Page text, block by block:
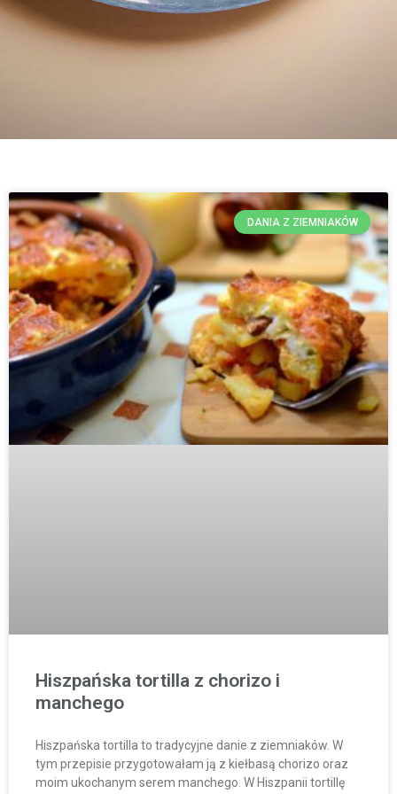
DANIA Z ZIEMNIAKÓW
Hiszpańska tortilla z chorizo i
manchego
Hiszpańska tortilla to tradycyjne danie z ziemniaków. W
tym przepisie przygotowałam ją z kiełbasą chorizo oraz
moim ukochanym serem manchego. W Hiszpanii tortillę